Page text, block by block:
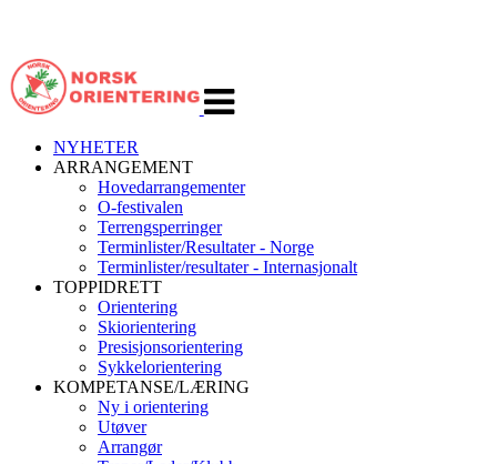
navigasjon
NYHETER
ARRANGEMENT
Hovedarrangementer
O-festivalen
Terrengsperringer
Terminlister/Resultater - Norge
Terminlister/resultater - Internasjonalt
TOPPIDRETT
Orientering
Skiorientering
Presisjonsorientering
Sykkelorientering
KOMPETANSE/LÆRING
Ny i orientering
Utøver
Arrangør